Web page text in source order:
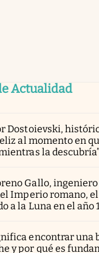
Actualidad
Dostoievski,
al momento en
la descubría”
Gallo,
Imperio romano,
a la Luna en el año
encontrar una
y por qué es